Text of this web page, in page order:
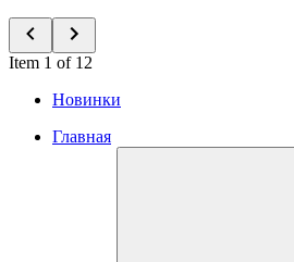
Item 1 of 12
Новинки
Главная